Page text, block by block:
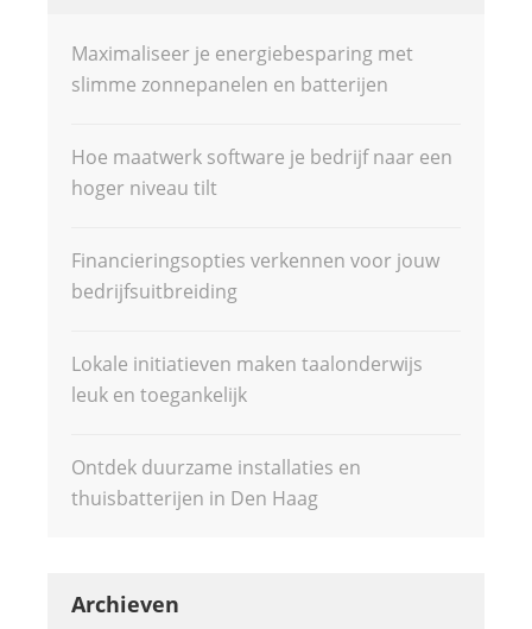
Maximaliseer je energiebesparing met
slimme zonnepanelen en batterijen
Hoe maatwerk software je bedrijf naar een
hoger niveau tilt
Financieringsopties verkennen voor jouw
bedrijfsuitbreiding
Lokale initiatieven maken taalonderwijs
leuk en toegankelijk
Ontdek duurzame installaties en
thuisbatterijen in Den Haag
Archieven